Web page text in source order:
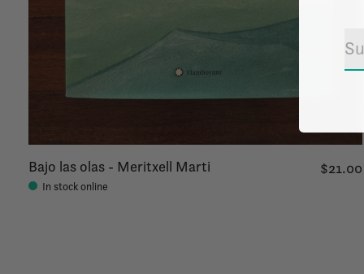
Bajo las olas - Meritxell Marti
In stock online
$21.00